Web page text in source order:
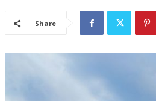
Share